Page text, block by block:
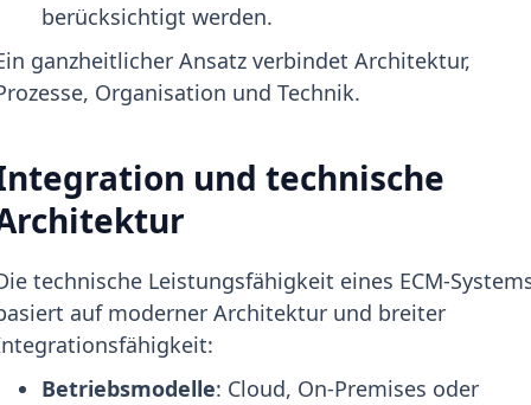
berücksichtigt werden.
ganzheitlicher Ansatz verbindet Architektur,
Organisation und Technik.
und technische
technische Leistungsfähigkeit eines ECM-
auf moderner Architektur und breiter
Betriebsmodelle: Cloud, On-Premises oder